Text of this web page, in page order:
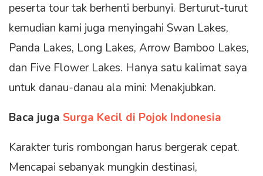
peserta tour tak berhenti berbunyi. Berturut-turut
kemudian kami juga menyingahi Swan Lakes,
Panda Lakes, Long Lakes, Arrow Bamboo Lakes,
dan Five Flower Lakes. Hanya satu kalimat saya
untuk danau-danau ala mini: Menakjubkan.
Baca juga Surga Kecil di Pojok Indonesia
Karakter turis rombongan harus bergerak cepat.
Mencapai sebanyak mungkin destinasi,